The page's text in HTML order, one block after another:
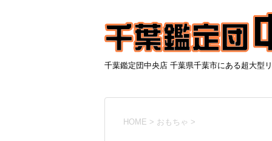
千葉鑑定団中央店 千葉県千葉市にある超大
HOME > おもちゃ >